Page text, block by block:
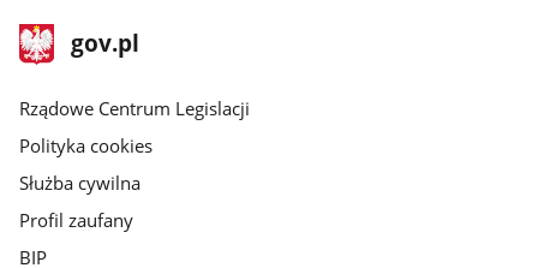
stopka
gov.plStrona
gov.pl
Rządowe Centrum Legislacji
Polityka cookies
Służba cywilna
Profil zaufany
BIP